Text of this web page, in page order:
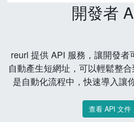
開發者
reurl 提供 API 服務，讓開發者
自動產生短網址，可以輕鬆整
是自動化流程中，快速導入讓
查看 API 文件